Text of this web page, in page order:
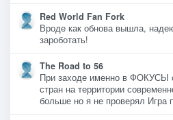
Red World Fan Fork
Вроде как обнова вышла,
зароботать!
The Road to 56
При заходе именно в ФОКУСЫ
стран на территории
больше но я не проверял Игра